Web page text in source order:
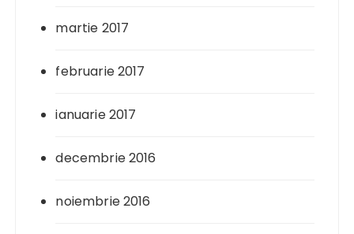
martie 2017
februarie 2017
ianuarie 2017
decembrie 2016
noiembrie 2016